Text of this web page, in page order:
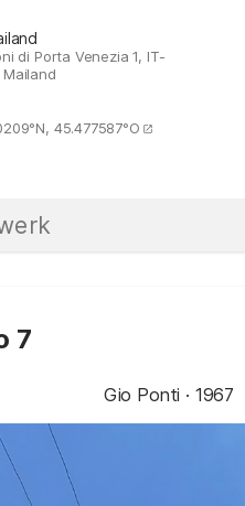
di Porta Venezia 1, IT-
Mailand
45.477587°O
7
Gio Ponti 1967